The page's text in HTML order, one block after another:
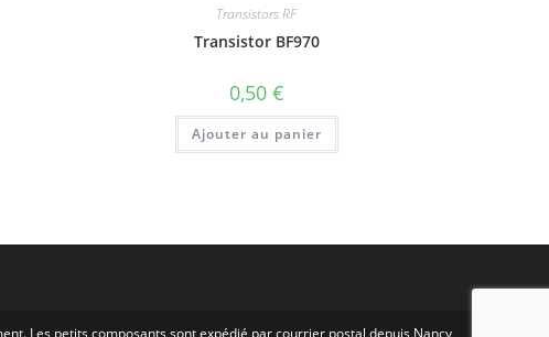
Transistors RF
Transistor BF970
0,50 €
Ajouter au panier
Les petits composants sont expédié par courrier postal depuis Nancy